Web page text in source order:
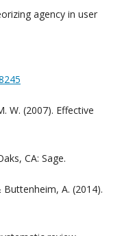
agency in user
W. (2007). Effective
CA: Sage.
Buttenheim, A. (2014).